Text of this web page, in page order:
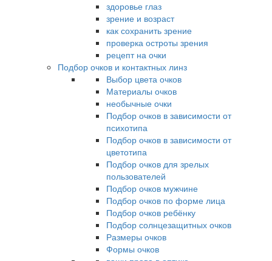
здоровье глаз
зрение и возраст
как сохранить зрение
проверка остроты зрения
рецепт на очки
Подбор очков и контактных линз
Выбор цвета очков
Материалы очков
необычные очки
Подбор очков в зависимости от
психотипа
Подбор очков в зависимости от
цветотипа
Подбор очков для зрелых
пользователей
Подбор очков мужчине
Подбор очков по форме лица
Подбор очков ребёнку
Подбор солнцезащитных очков
Размеры очков
Формы очков